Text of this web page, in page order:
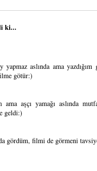
ki...
aslında ama
götür:)
aşçı yamağı aslında
geldi:)
gördüm, filmi de görmeni